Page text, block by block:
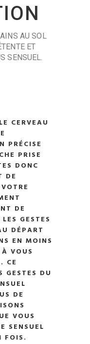
AU SOL
ET
SENSUEL.
CERVEAU
PRÉCISE
PRISE
DONC
DE
DE
GESTES
DÉPART
EN MOINS
VOUS
CE
GESTES DU
DE
VOUS
SENSUEL
FOIS.